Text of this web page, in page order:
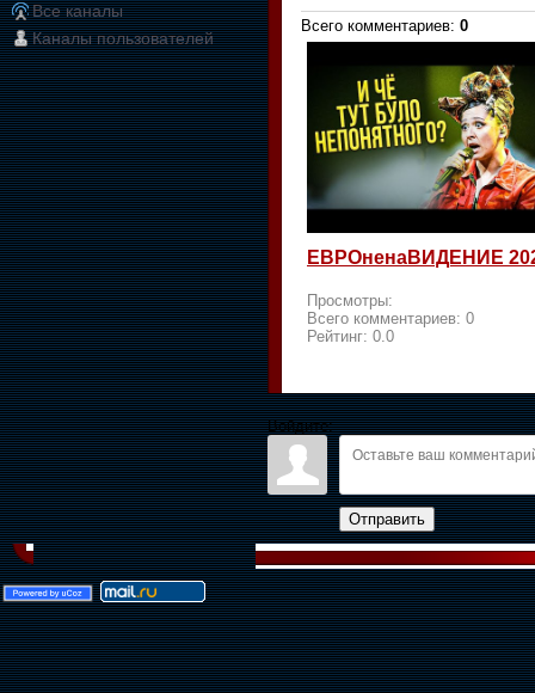
Все каналы
Каналы пользователей
Всего комментариев: 0
ЕВРОненаВИДЕНИЕ
Просмотры:
Всего комментариев: 0
Рейтинг: 0.0
Войдите:
Отправить